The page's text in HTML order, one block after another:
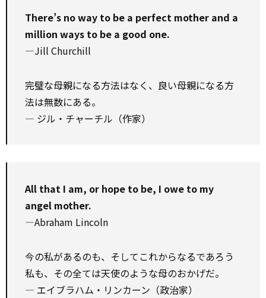
There’s no way to be a perfect mother and a
million ways to be a good one.
—Jill Churchill
完璧な母親になる方法はなく、良い母親になる方
法は無数にある。
― ジル・チャーチル（作家）
All that I am, or hope to be, I owe to my
angel mother.
—Abraham Lincoln
今の私があるのも、そしてこれからなるであろう
私も、その全ては天使のような母のおかげだ。
― エイブラハム・リンカーン（政治家）